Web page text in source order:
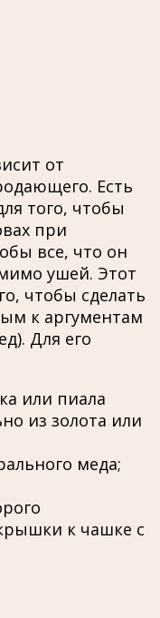
от
Есть
того, чтобы
при
все, что он
ушей. Этот
чтобы сделать
к аргументам
Для его
или пиала
из золота или
меда;
к чашке с